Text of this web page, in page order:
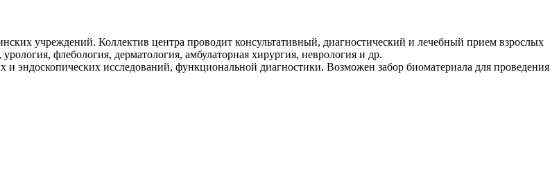
учреждений. Коллектив центра проводит консультативный, диагностический и лечебный прием взрослых
флебология, дерматология, амбулаторная хирургия, неврология и др.
эндоскопических исследований, функциональной диагностики. Возможен забор биоматериала для проведения